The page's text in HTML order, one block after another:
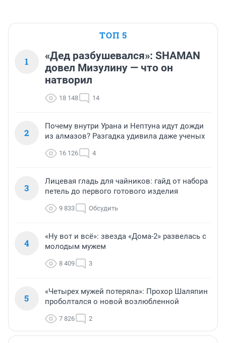
ТОП 5
1
«Дед разбушевался»: SHAMAN
довел Мизулину — что он
натворил
18 148 14
2
Почему внутри Урана и Нептуна идут дожди
из алмазов? Разгадка удивила даже ученых
16 126 4
3
Лицевая гладь для чайников: гайд от набора
петель до первого готового изделия
9 833 Обсудить
4
«Ну вот и всё»: звезда «Дома-2» развелась с
молодым мужем
8 409 3
5
«Четырех мужей потеряла»: Прохор Шаляпин
проболтался о новой возлюбленной
7 826 2